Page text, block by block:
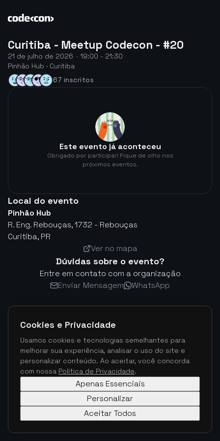
Curitiba - Meetup Codecon - #20
21 de julho de 2026 · 19:00 - 21:30
Pinhão Hub · Curitiba
67 inscritos
Este evento já aconteceu
Obrigado por participar! Fique de olho nos
próximos eventos.
Local do evento
Pinhão Hub
R. Eng. Rebouças, 1732 - Rebouças
Curitiba, PR
Ver no mapa
Dúvidas sobre o evento?
Entre em contato com a organização
Enviar Mensagem
WhatsApp
Cookies e Privacidade
Usamos cookies e tecnologias semelhantes para
melhorar sua experiência, analisar o uso do site e
personalizar conteúdo. Ao aceitar, você concorda
com nossa Política de Privacidade.
Apenas Essenciais
Personalizar
Aceitar Todos